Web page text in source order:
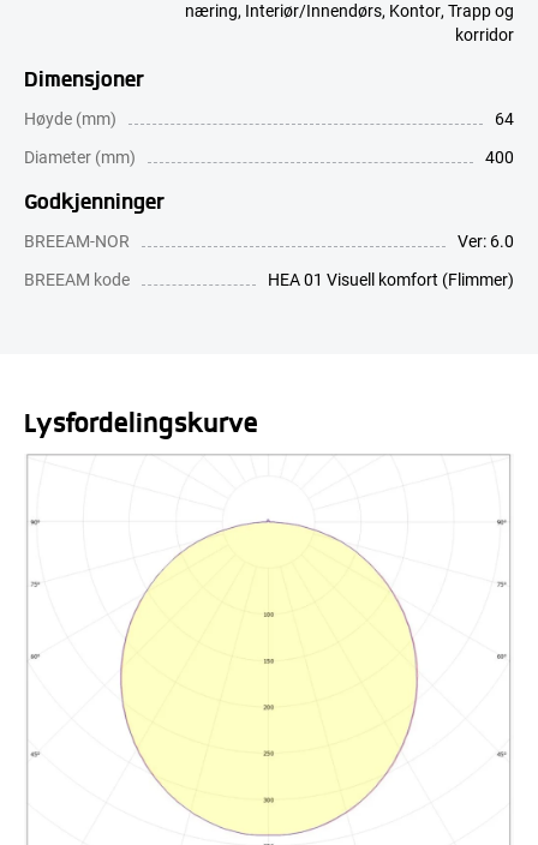
næring, Interiør/Innendørs, Kontor, Trapp og
korridor
Dimensjoner
Høyde (mm)
64
Diameter (mm)
400
Godkjenninger
BREEAM-NOR
Ver: 6.0
BREEAM kode
HEA 01 Visuell komfort (Flimmer)
Lysfordelingskurve